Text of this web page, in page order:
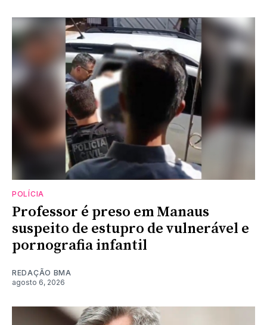
POLÍCIA
Professor é preso em Manaus
suspeito de estupro de vulnerável e
pornografia infantil
REDAÇÃO BMA
agosto 6, 2026